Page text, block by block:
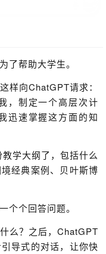
了帮助大学生。
样向ChatGPT请求：
，制定一个高层次计
迅速掌握这方面的知
学大纲了，包括什么
经典案例、贝叶斯博
个个回答问题。
么？之后，ChatGPT
导式的对话，让你快